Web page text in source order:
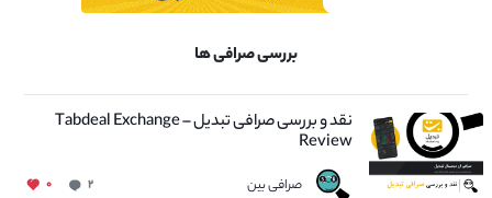
بررسی صرافی ها
نقد و بررسی صرافی تبدیل – Tabdeal Exchange
Review
صرافی بین ۲ ۰